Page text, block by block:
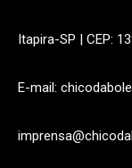
Itapira-SP | CEP:
E-mail: